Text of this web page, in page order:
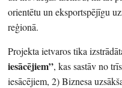
orientētu un eksportspējīgu
reģionā.
Projekta ietvaros tika
iesācējiem”, kas sastāv no
iesācējiem, 2) Biznesa